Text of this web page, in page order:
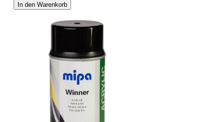
In den Warenkorb